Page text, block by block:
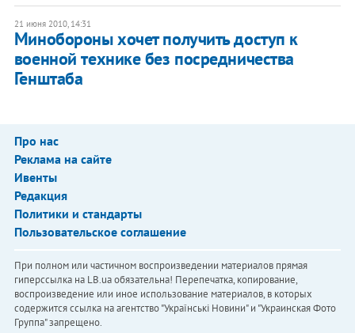
21 июня 2010, 14:31
Минобороны хочет получить доступ к
военной технике без посредничества
Генштаба
Про нас
Реклама на сайте
Ивенты
Редакция
Политики и стандарты
Пользовательское соглашение
При полном или частичном воспроизведении материалов прямая
гиперссылка на LB.ua обязательна! Перепечатка, копирование,
воспроизведение или иное использование материалов, в которых
содержится ссылка на агентство "Українськi Новини" и "Украинская Фото
Группа" запрещено.